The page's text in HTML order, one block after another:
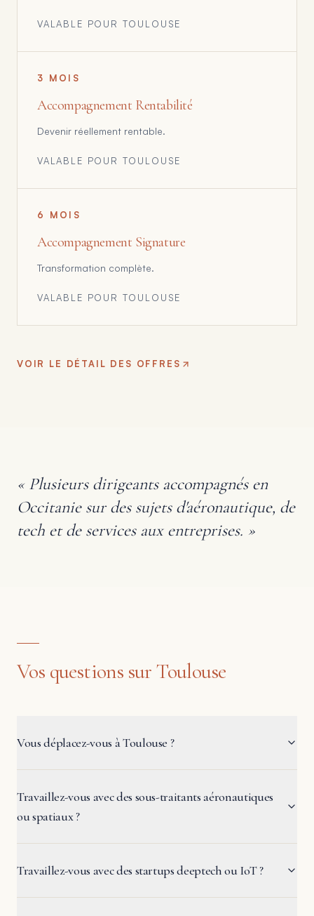
VALABLE POUR TOULOUSE
3 MOIS
Accompagnement Rentabilité
Devenir réellement rentable.
VALABLE POUR TOULOUSE
6 MOIS
Accompagnement Signature
Transformation complète.
VALABLE POUR TOULOUSE
VOIR LE DÉTAIL DES OFFRES
« Plusieurs dirigeants accompagnés en
Occitanie sur des sujets d'aéronautique, de
tech et de services aux entreprises. »
Vos questions sur Toulouse
Vous déplacez-vous à Toulouse ?
Travaillez-vous avec des sous-traitants aéronautiques
ou spatiaux ?
Travaillez-vous avec des startups deeptech ou IoT ?